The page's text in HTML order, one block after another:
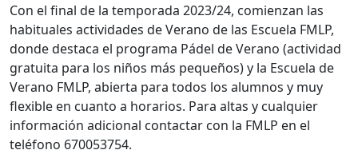
Con el final de la temporada 2023/24, comienzan las
habituales actividades de Verano de las Escuela FMLP,
donde destaca el programa Pádel de Verano (actividad
gratuita para los niños más pequeños) y la Escuela de
Verano FMLP, abierta para todos los alumnos y muy
flexible en cuanto a horarios. Para altas y cualquier
información adicional contactar con la FMLP en el
teléfono 670053754.